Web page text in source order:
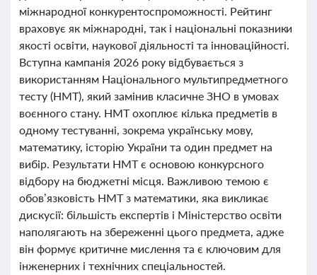
міжнародної конкурентоспроможності. Рейтинг
враховує як міжнародні, так і національні показники
якості освіти, наукової діяльності та інноваційності.
Вступна кампанія 2026 року відбувається з
використанням Національного мультипредметного
тесту (НМТ), який замінив класичне ЗНО в умовах
воєнного стану. НМТ охоплює кілька предметів в
одному тестуванні, зокрема українську мову,
математику, історію України та один предмет на
вибір. Результати НМТ є основою конкурсного
відбору на бюджетні місця. Важливою темою є
обов’язковість НМТ з математики, яка викликає
дискусії: більшість експертів і Міністерство освіти
наполягають на збереженні цього предмета, адже
він формує критичне мислення та є ключовим для
інженерних і технічних спеціальностей.